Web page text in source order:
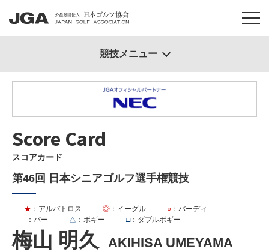
Score Card
スコアカード
第46回 日本シニアゴルフ選手権競技
梅山 明久 AKIHISA UMEYAMA
★ ：アルバトロス ◎ ：イーグル ○ ：バーディ
- ：パー △ ：ボギー □：ダブルボギー
競技メニュー